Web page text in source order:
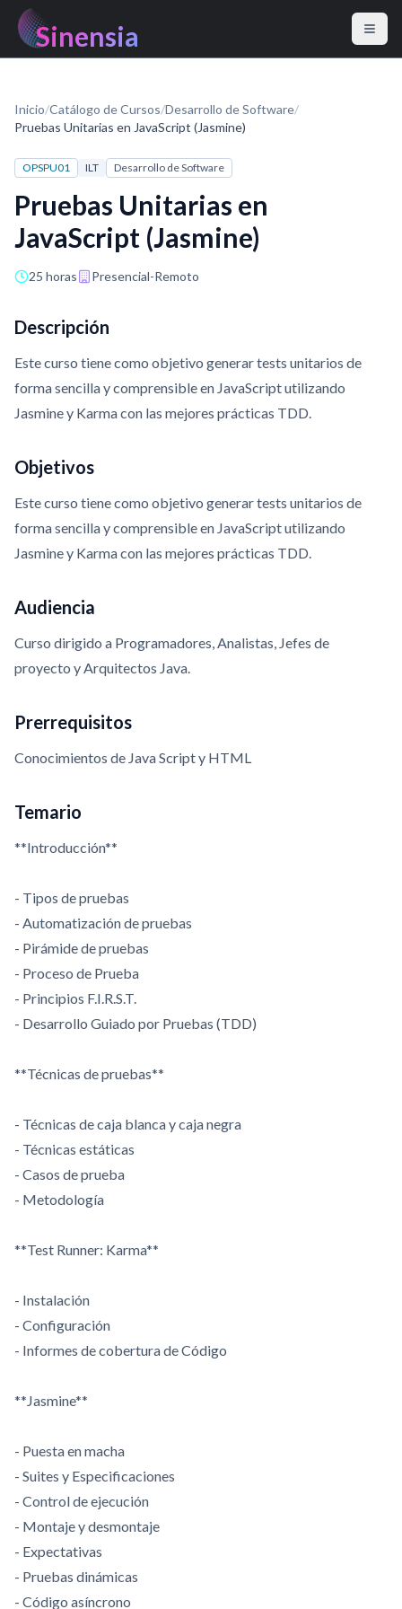
Sinensia
Inicio/Catálogo de Cursos/Desarrollo de Software/
Pruebas Unitarias en JavaScript (Jasmine)
OPSPU01 ILT Desarrollo de Software
Pruebas Unitarias en
JavaScript (Jasmine)
25 horas Presencial-Remoto
Descripción
Este curso tiene como objetivo generar tests unitarios de
forma sencilla y comprensible en JavaScript utilizando
Jasmine y Karma con las mejores prácticas TDD.
Objetivos
Este curso tiene como objetivo generar tests unitarios de
forma sencilla y comprensible en JavaScript utilizando
Jasmine y Karma con las mejores prácticas TDD.
Audiencia
Curso dirigido a Programadores, Analistas, Jefes de
proyecto y Arquitectos Java.
Prerrequisitos
Conocimientos de Java Script y HTML
Temario
**Introducción**
- Tipos de pruebas
- Automatización de pruebas
- Pirámide de pruebas
- Proceso de Prueba
- Principios F.I.R.S.T.
- Desarrollo Guiado por Pruebas (TDD)
**Técnicas de pruebas**
- Técnicas de caja blanca y caja negra
- Técnicas estáticas
- Casos de prueba
- Metodología
**Test Runner: Karma**
- Instalación
- Configuración
- Informes de cobertura de Código
**Jasmine**
- Puesta en macha
- Suites y Especificaciones
- Control de ejecución
- Montaje y desmontaje
- Expectativas
- Pruebas dinámicas
- Código asíncrono